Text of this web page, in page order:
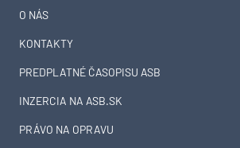
O NÁS
KONTAKTY
PREDPLATNÉ ČASOPISU ASB
INZERCIA NA ASB.SK
PRÁVO NA OPRAVU